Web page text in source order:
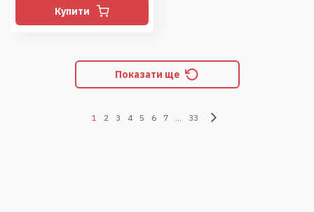
Купити
Показати ще
1 2 3 4 5 6 7 ... 33